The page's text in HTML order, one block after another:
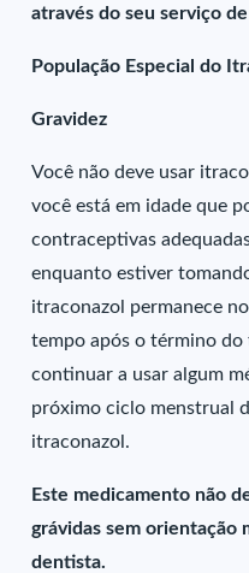
através do seu serviço
População Especial do
Gravidez
Você não deve usar
você está em idade que
contraceptivas
enquanto estiver
itraconazol permanece
tempo após o término
continuar a usar algum
próximo ciclo menstrual
itraconazol.
Este medicamento não
grávidas sem orientação
dentista.